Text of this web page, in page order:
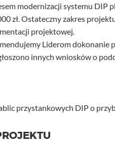
modernizacji systemu DIP
zł. Ostateczny zakres
projektowej.
Liderom dokonanie
innych wniosków o
przystankowych DIP o